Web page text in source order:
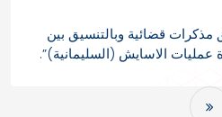
قضائية وبالتنسيق بين
عمليات الاسايش (السليمانية)”.